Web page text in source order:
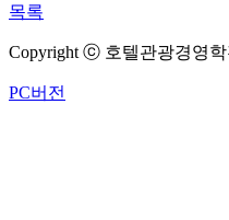
목록
Copyright ⓒ 호텔관광경영학
PC버전